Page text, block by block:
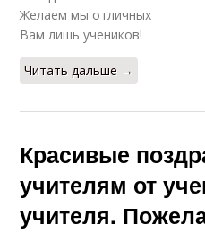
Желаем мы отличных
Вам лишь учеников!
Читать дальше →
Красивые
учителям от
учителя.